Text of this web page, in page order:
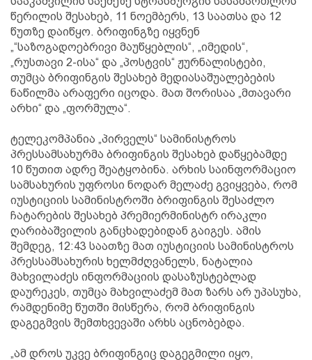
წერილის შესახებ, 11 ნოემბერს, 13 საათსა და 12
წუთზე დაიწყო. ბრიფინგზე იყვნენ
„“საზოგადოებრივი მაუწყებლის“, „იმედის“,
„რუსთავი 2-ისა“ და „პოსტვის“ ჟურნალისტები,
თუმცა ბრიფინგის შესახებ მედიასაშუალებების
ნაწილმა არაფერი იცოდა. მათ შორისაა „მთავარი
არხი“ და „ფორმულა“.
ტელეკომპანია „პირველს“ სამინისტროს
პრესსამსახურმა ბრიფინგის შესახებ დაწყებამდე
10 წუთით ადრე შეატყობინა. არხის საინფორმაციო
სამსახურის უფროსი ნოდარ მელაძე გვიყვება, რომ
იუსტიციის სამინისტროში ბრიფინგის შესაძლო
ჩატარების შესახებ პრემიერმინისტრ ირაკლი
ღარიბაშვილის განცხადებიდან გაიგეს. ამის
შემდეგ, 12:43 საათზე მათ იუსტიციის სამინისტროს
პრესსამსახურის ხელმძღვანელს, ნატალია
მახვილაძეს ინფორმაციის დასაზუსტებლად
დაურეკეს, თუმცა მახვილაძემ მათ ზარს არ უპასუხა,
რამდენიმე წუთში მისწერა, რომ ბრიფინგის
დაგეგმვის შემთხვევაში არხს აცნობებდა.
„ამ დროს უკვე ბრიფინგიც დაგეგმილი იყო,